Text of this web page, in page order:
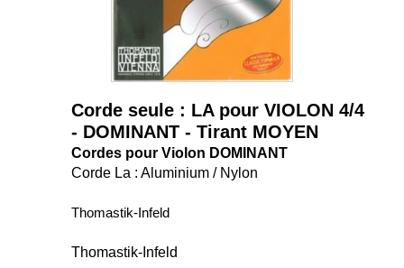
Corde seule : LA pour VIOLON 4/4
- DOMINANT - Tirant MOYEN
Cordes pour Violon DOMINANT
Corde La : Aluminium / Nylon
Thomastik-Infeld
Thomastik-Infeld